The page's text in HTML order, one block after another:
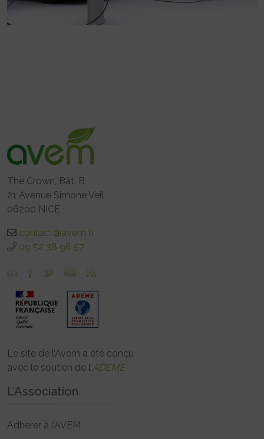
The Crown, Bât. B
21 Avenue Simone Veil
06200 NICE
contact@avem.fr
09 52 38 98 57
Le site de l’Avem a été conçu
avec le soutien de l’ADEME
L’Association
Adhérer à l’AVEM